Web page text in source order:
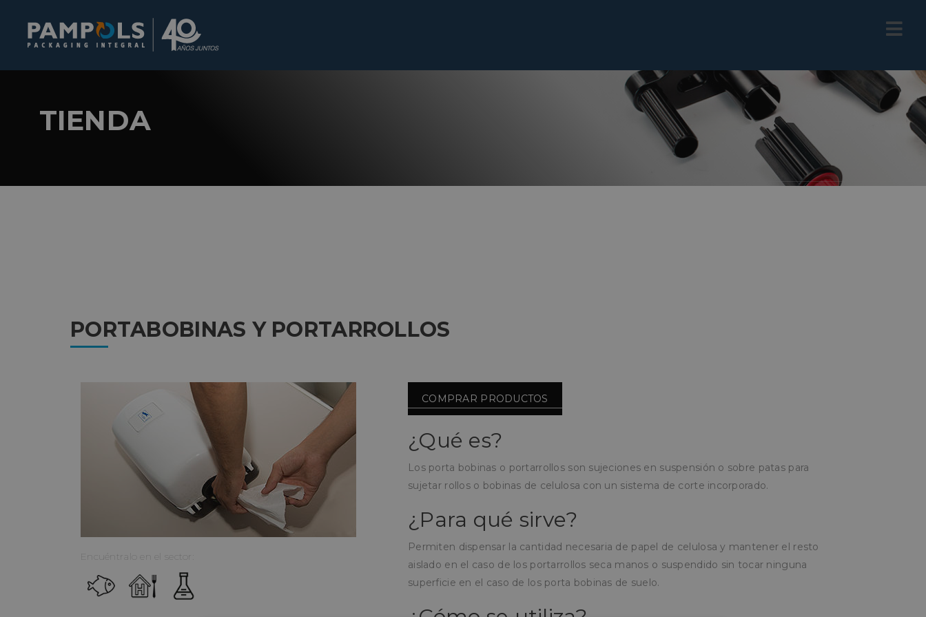
TIENDA
PORTABOBINAS Y PORTARROLLOS
Encuéntralo en el sector:
COMPRAR PRODUCTOS
¿Qué es?
Los porta bobinas o portarrollos son sujeciones en suspensión o sobre patas para
sujetar rollos o bobinas de celulosa con un sistema de corte incorporado.
¿Para qué sirve?
Permiten dispensar la cantidad necesaria de papel de celulosa y mantener el resto
aislado en el caso de los portarrollos seca manos o suspendido sin tocar ninguna
superficie en el caso de los porta bobinas de suelo.